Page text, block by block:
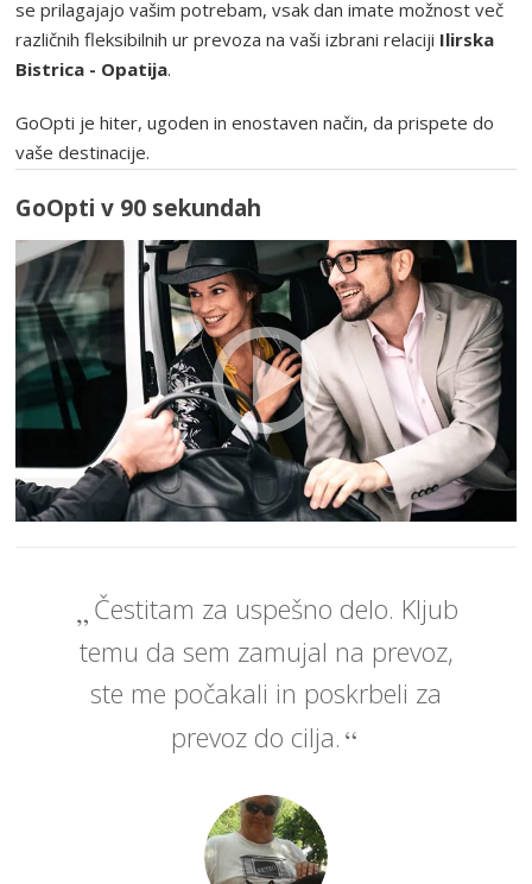
se prilagajajo vašim potrebam, vsak dan imate možnost več
različnih fleksibilnih ur prevoza na vaši izbrani relaciji Ilirska
Bistrica - Opatija.
GoOpti je hiter, ugoden in enostaven način, da prispete do
vaše destinacije.
GoOpti v 90 sekundah
Čestitam za uspešno delo. Kljub
temu da sem zamujal na prevoz,
ste me počakali in poskrbeli za
prevoz do cilja.